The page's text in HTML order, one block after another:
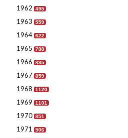
1962 495
1963 559
1964 622
1965 788
1966 835
1967 859
1968 1120
1969 1101
1970 851
1971 506